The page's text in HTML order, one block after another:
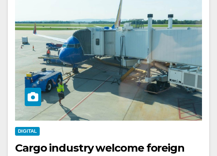
DIGITAL
Cargo industry welcome foreign